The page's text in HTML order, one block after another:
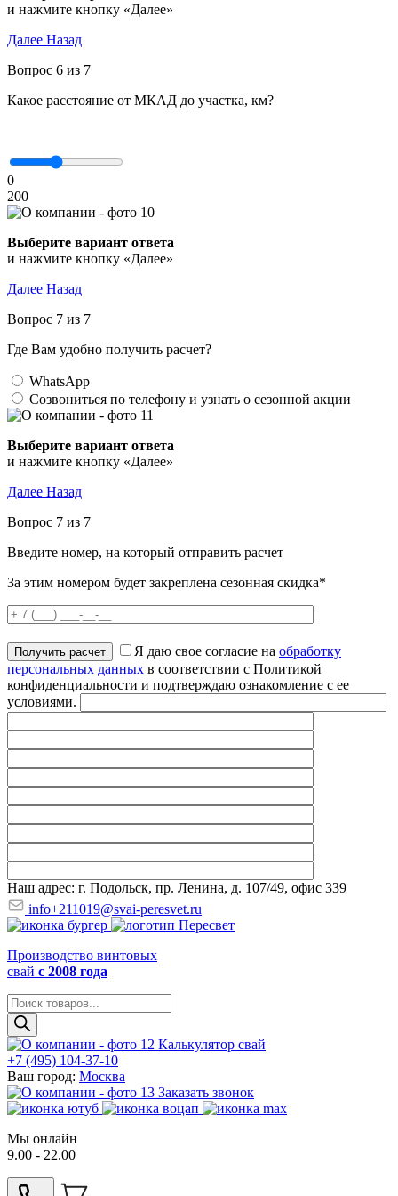
и нажмите кнопку «Далее»
Далее Назад
Вопрос 6 из 7
Какое расстояние от МКАД до участка, км?
0
200
Выберите вариант ответа
и нажмите кнопку «Далее»
Далее Назад
Вопрос 7 из 7
Где Вам удобно получить расчет?
WhatsApp
Созвониться по телефону и узнать о сезонной акции
Выберите вариант ответа
и нажмите кнопку «Далее»
Далее Назад
Вопрос 7 из 7
Введите номер, на который отправить расчет
За этим номером будет закреплена сезонная скидка*
Я даю свое согласие на обработку
персональных данных в соответствии с Политикой
конфиденциальности и подтверждаю ознакомление с ее
условиями.
Наш адрес: г. Подольск, пр. Ленина, д. 107/49, офис 339
info+211019@svai-peresvet.ru
Производство винтовых
свай с 2008 года
Поиск
товаров
Калькулятор свай
+7 (495) 104-37-10
Ваш город: Москва
Заказать звонок
Мы онлайн
9.00 - 22.00